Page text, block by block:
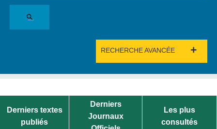
NOUS CONTACTER
RECHERCHE AVANCÉE +
Derniers textes
publiés
Derniers
Journaux
Les plus
consultés